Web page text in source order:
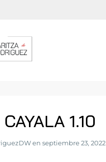
1.10
en septiembre 23, 2022